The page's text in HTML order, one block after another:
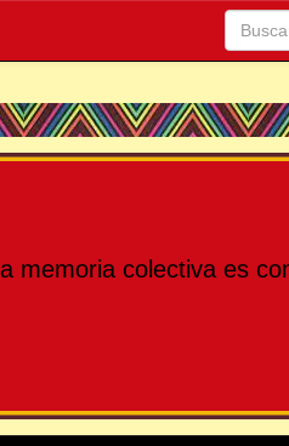
memoria colectiva es